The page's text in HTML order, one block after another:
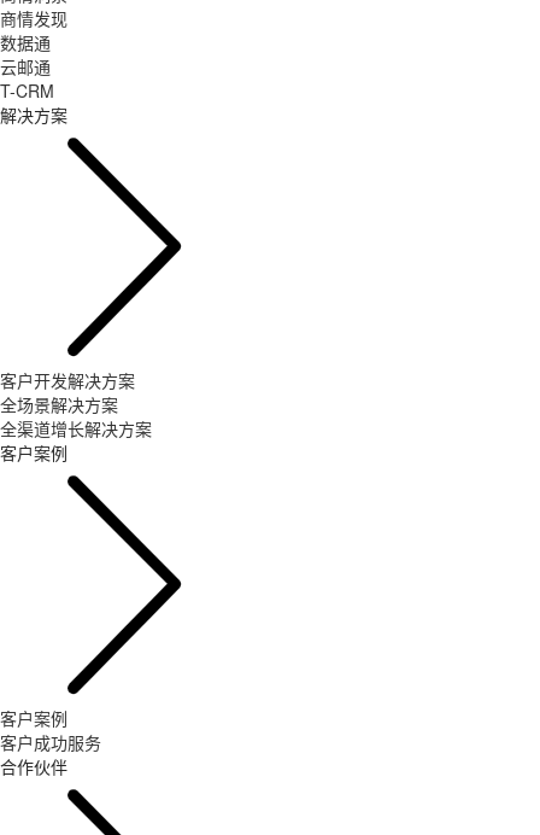
商情发现
数据通
云邮通
T-CRM
解决方案
客户开发解决方案
全场景解决方案
全渠道增长解决方案
客户案例
客户案例
客户成功服务
合作伙伴